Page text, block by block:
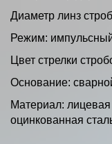
Диаметр линз
Режим:
Цвет стрелки
Основание:
Материал:
оцинкованная